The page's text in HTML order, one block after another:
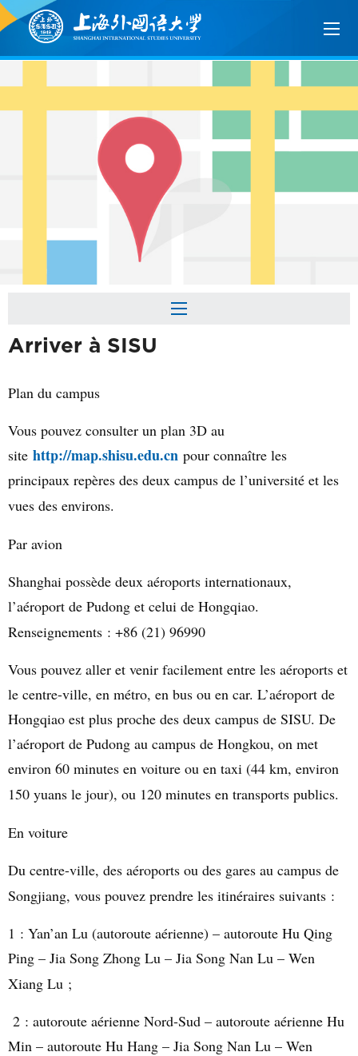
Arriver à SISU
Plan du campus
Vous pouvez consulter un plan 3D au
site http://map.shisu.edu.cn pour connaître les
principaux repères des deux campus de l’université et les
vues des environs.
Par avion
Shanghai possède deux aéroports internationaux,
l’aéroport de Pudong et celui de Hongqiao.
Renseignements : +86 (21) 96990
Vous pouvez aller et venir facilement entre les aéroports et
le centre-ville, en métro, en bus ou en car. L’aéroport de
Hongqiao est plus proche des deux campus de SISU. De
l’aéroport de Pudong au campus de Hongkou, on met
environ 60 minutes en voiture ou en taxi (44 km, environ
150 yuans le jour), ou 120 minutes en transports publics.
En voiture
Du centre-ville, des aéroports ou des gares au campus de
Songjiang, vous pouvez prendre les itinéraires suivants :
1 : Yan’an Lu (autoroute aérienne) – autoroute Hu Qing
Ping – Jia Song Zhong Lu – Jia Song Nan Lu – Wen
Xiang Lu ;
2 : autoroute aérienne Nord-Sud – autoroute aérienne Hu
Min – autoroute Hu Hang – Jia Song Nan Lu – Wen